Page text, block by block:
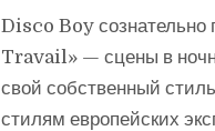
Disco Boy сознательно
Travail» — сцены в
свой собственный
стилям европейских